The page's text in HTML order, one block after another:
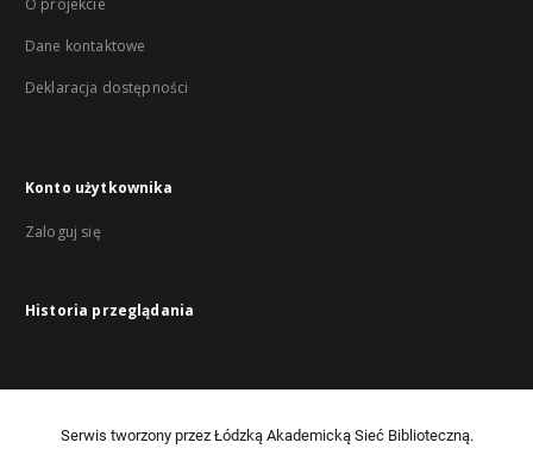
O projekcie
Dane kontaktowe
Deklaracja dostępności
Konto użytkownika
Zaloguj się
Historia przeglądania
Serwis tworzony przez Łódzką Akademicką Sieć Biblioteczną.